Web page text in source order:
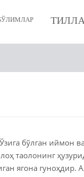
бўлган иймон
таолонинг
ягона гуноҳдир.